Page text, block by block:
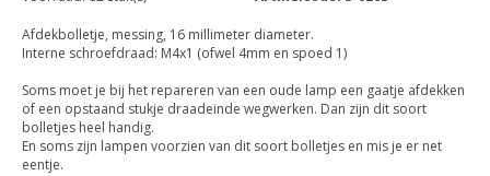
Afdekbolletje, messing, 16 millimeter diameter.
Interne schroefdraad: M4x1 (ofwel 4mm en spoed 1)
Soms moet je bij het repareren van een oude lamp een gaatje afdekken
of een opstaand stukje draadeinde wegwerken. Dan zijn dit soort
bolletjes heel handig.
En soms zijn lampen voorzien van dit soort bolletjes en mis je er net
eentje.